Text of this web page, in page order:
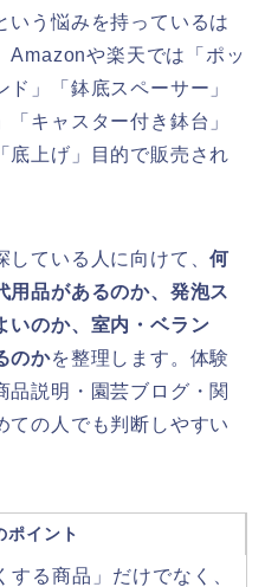
いう悩みを持っているは
Amazonや楽天では「ポッ
ド」「鉢底スペーサー」
「キャスター付き鉢台」
底上げ」目的で販売され
している人に向けて、何
用品があるのか、発泡ス
いのか、室内・ベラン
のかを整理します。体験
品説明・園芸ブログ・関
ての人でも判断しやすい
ポイント
る商品」だけでなく、